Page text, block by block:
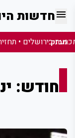
menuחדשות
מבזק:
חודש: